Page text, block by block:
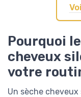
Pourquoi
cheveux
votre
Un sèche